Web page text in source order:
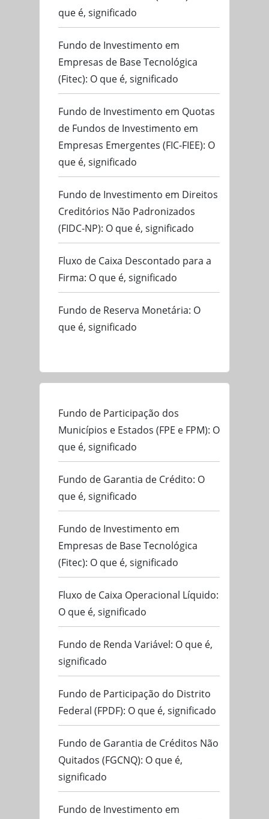
que é, significado
Fundo de Investimento em
Empresas de Base Tecnológica
(Fitec): O que é, significado
Fundo de Investimento em Quotas
de Fundos de Investimento em
Empresas Emergentes (FIC-FIEE): O
que é, significado
Fundo de Investimento em Direitos
Creditórios Não Padronizados
(FIDC-NP): O que é, significado
Fluxo de Caixa Descontado para a
Firma: O que é, significado
Fundo de Reserva Monetária: O
que é, significado
Fundo de Participação dos
Municípios e Estados (FPE e FPM): O
que é, significado
Fundo de Garantia de Crédito: O
que é, significado
Fundo de Investimento em
Empresas de Base Tecnológica
(Fitec): O que é, significado
Fluxo de Caixa Operacional Líquido:
O que é, significado
Fundo de Renda Variável: O que é,
significado
Fundo de Participação do Distrito
Federal (FPDF): O que é, significado
Fundo de Garantia de Créditos Não
Quitados (FGCNQ): O que é,
significado
Fundo de Investimento em